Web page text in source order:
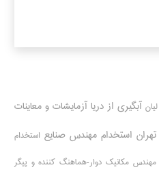
آبگیری از دریا آزمایشات و معاینات
استخدام مهندس صنایع استخدام
مهندس مکانیک دوار-هماهنگ کننده و پیگر